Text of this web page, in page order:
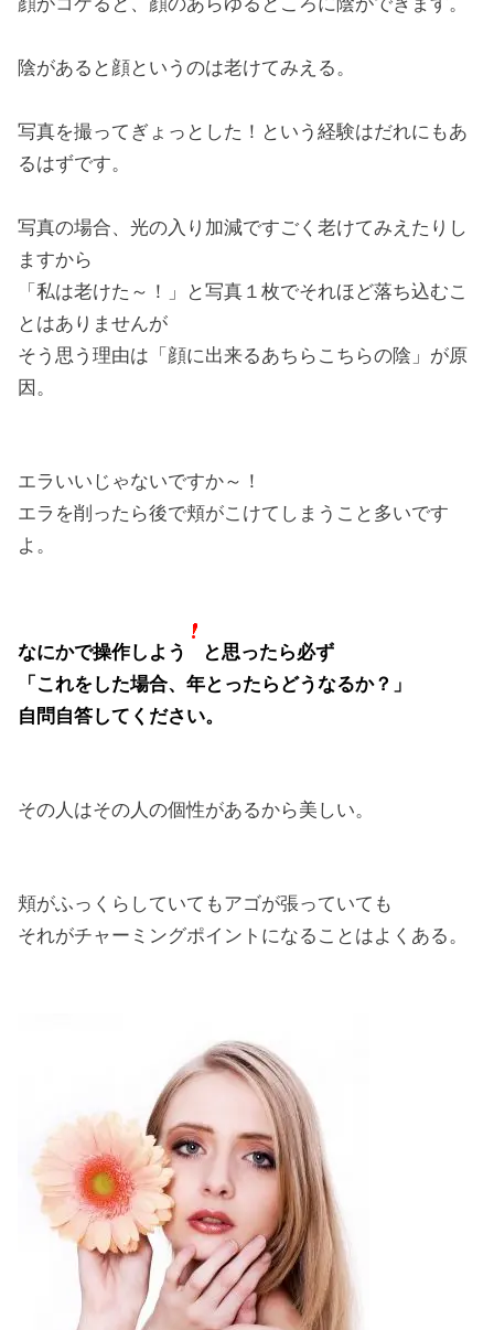
陰があると顔というのは老けてみえる。
写真を撮ってぎょっとした！という経験はだれにもあ
るはずです。
写真の場合、光の入り加減ですごく老けてみえたりし
ますから
「私は老けた～！」と写真１枚でそれほど落ち込むこ
とはありませんが
そう思う理由は「顔に出来るあちらこちらの陰」が原
因。
エラいいじゃないですか～！
エラを削ったら後で頬がこけてしまうこと多いです
よ。
なにかで操作しよう
と思ったら必ず
「これをした場合、年とったらどうなるか？」
自問自答してください。
その人はその人の個性があるから美しい。
頬がふっくらしていてもアゴが張っていても
それがチャーミングポイントになることはよくある。